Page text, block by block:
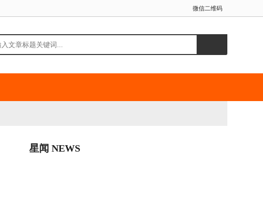
微信二维码
星闻 NEWS